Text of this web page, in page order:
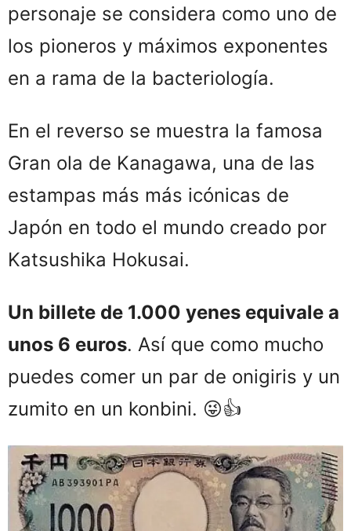
personaje se considera como uno de
los pioneros y máximos exponentes
en a rama de la bacteriología.
En el reverso se muestra la famosa
Gran ola de Kanagawa, una de las
estampas más más icónicas de
Japón en todo el mundo creado por
Katsushika Hokusai.
Un billete de 1.000 yenes equivale a
unos 6 euros. Así que como mucho
puedes comer un par de onigiris y un
zumito en un konbini. 😜👍